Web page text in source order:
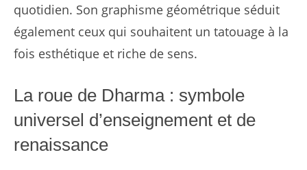
quotidien. Son graphisme géométrique séduit
également ceux qui souhaitent un tatouage à la
fois esthétique et riche de sens.
La roue de Dharma : symbole
universel d’enseignement et de
renaissance